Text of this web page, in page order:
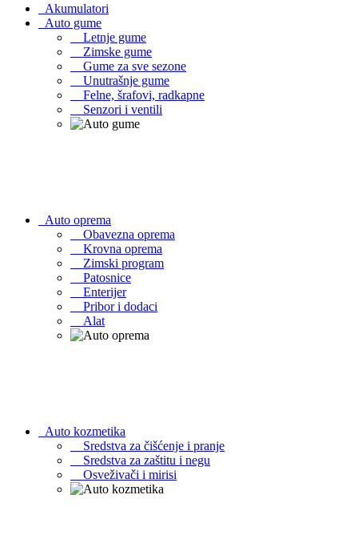
Akumulatori
Auto gume
Letnje gume
Zimske gume
Gume za sve sezone
Unutrašnje gume
Felne, šrafovi, radkapne
Senzori i ventili
Auto oprema
Obavezna oprema
Krovna oprema
Zimski program
Patosnice
Enterijer
Pribor i dodaci
Alat
Auto kozmetika
Sredstva za čišćenje i pranje
Sredstva za zaštitu i negu
Osveživači i mirisi